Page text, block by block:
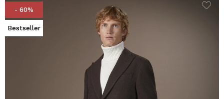
- 60%
Bestseller